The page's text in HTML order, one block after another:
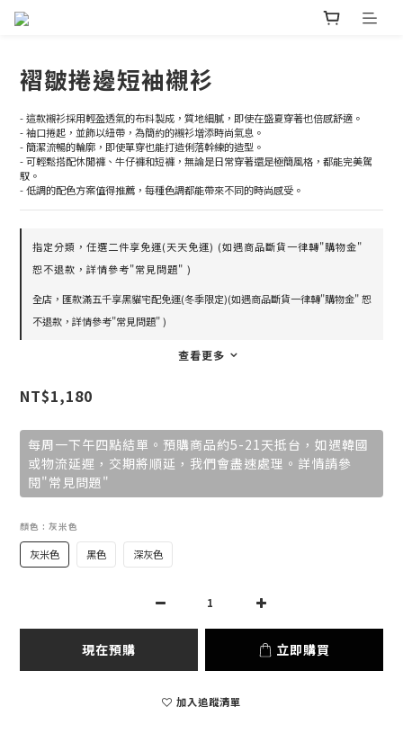
褶皺捲邊短袖襯衫
- 這款襯衫採用輕盈透氣的布料製成，質地細膩，即使在盛夏穿著也倍感舒適。
- 袖口捲起，並飾以紐帶，為簡約的襯衫增添時尚氣息。
- 簡潔流暢的輪廓，即使單穿也能打造俐落幹練的造型。
- 可輕鬆搭配休閒褲、牛仔褲和短褲，無論是日常穿著還是極簡風格，都能完美駕
馭。
- 低調的配色方案值得推薦，每種色調都能帶來不同的時尚感受。
指定分類，任選二件享免運(天天免運) (如遇商品斷貨一律轉"購物金"
恕不退款，詳情參考"常見問題" )
全店，匯款滿五千享黑貓宅配免運(冬季限定)(如遇商品斷貨一律轉"購物金" 恕
不退款，詳情參考"常見問題" )
查看更多
NT$1,180
每周一下午四點結單。預購商品約5-21天抵台，如遇韓國
或物流延遲，交期將順延，我們會盡速處理。詳情請參
閱"常見問題"
顏色 : 灰米色
灰米色 黑色 深灰色
現在預購 立即購買
加入追蹤清單